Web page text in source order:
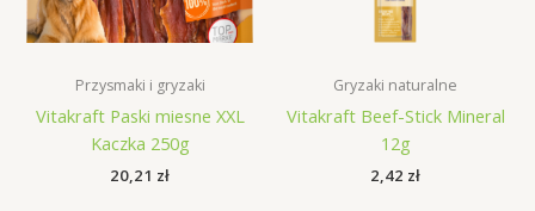
Przysmaki i gryzaki
Vitakraft Paski miesne XXL
Kaczka 250g
20,21 zł
Gryzaki naturalne
Vitakraft Beef-Stick Mineral
12g
2,42 zł